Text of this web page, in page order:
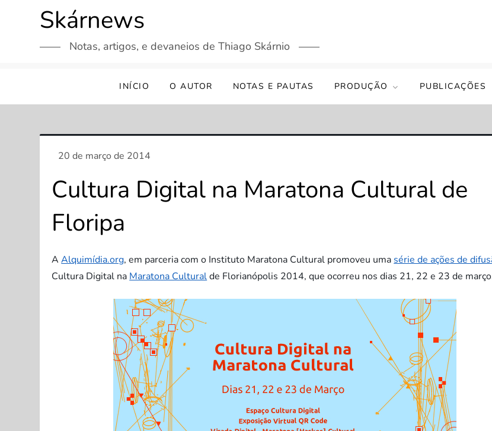
Skárnews
Notas, artigos, e devaneios de Thiago Skárnio
INÍCIO O AUTOR NOTAS E PAUTAS PRODUÇÃO PUBLICAÇÕES
Cultura Digital na Maratona Cultural de
Floripa
AAlquimídia.org, em parceria com o Instituto Maratona Cultural promoveu uma série de ações de
Cultura Digital na Maratona Culturalde Florianópolis 2014, que ocorreu nos dias 21, 22 e 23 de